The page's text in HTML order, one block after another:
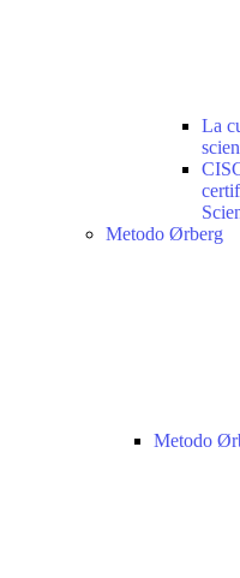
La
Metodo Ørberg
Metodo